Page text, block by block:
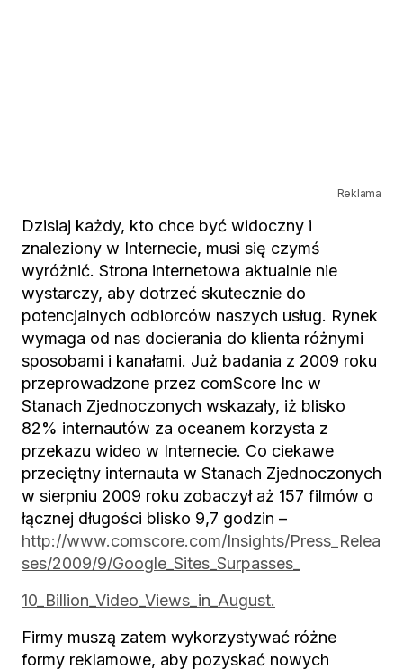
Reklama
Dzisiaj każdy, kto chce być widoczny i
znaleziony w Internecie, musi się czymś
wyróżnić. Strona internetowa aktualnie nie
wystarczy, aby dotrzeć skutecznie do
potencjalnych odbiorców naszych usług. Rynek
wymaga od nas docierania do klienta różnymi
sposobami i kanałami. Już badania z 2009 roku
przeprowadzone przez comScore Inc w
Stanach Zjednoczonych wskazały, iż blisko
82% internautów za oceanem korzysta z
przekazu wideo w Internecie. Co ciekawe
przeciętny internauta w Stanach Zjednoczonych
w sierpniu 2009 roku zobaczył aż 157 filmów o
łącznej długości blisko 9,7 godzin –
http://www.comscore.com/Insights/Press_Relea
ses/2009/9/Google_Sites_Surpasses_
10_Billion_Video_Views_in_August.
Firmy muszą zatem wykorzystywać różne
formy reklamowe, aby pozyskać nowych